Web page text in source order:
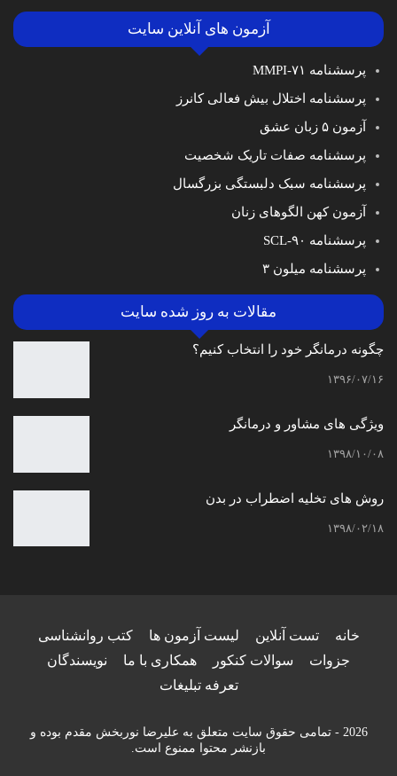
آزمون های آنلاین سایت
پرسشنامه MMPI-۷۱
پرسشنامه اختلال بیش فعالی کانرز
آزمون ۵ زبان عشق
پرسشنامه صفات تاریک شخصیت
پرسشنامه سبک دلبستگی بزرگسال
آزمون کهن الگوهای زنان
پرسشنامه SCL-۹۰
پرسشنامه میلون ۳
مقالات به روز شده سایت
چگونه درمانگر خود را انتخاب کنیم؟
۱۳۹۶/۰۷/۱۶
ویژگی های مشاور و درمانگر
۱۳۹۸/۱۰/۰۸
روش های تخلیه اضطراب در بدن
۱۳۹۸/۰۲/۱۸
خانه تست آنلاین لیست آزمون ها
کتب روانشناسی
جزوات
سوالات کنکور همکاری با ما
نویسندگان
تعرفه تبلیغات
2026 - تمامی حقوق سایت متعلق به علیرضا نوربخش مقدم بوده و
بازنشر محتوا ممنوع است.